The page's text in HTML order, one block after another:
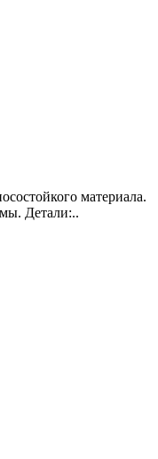
материала.
Детали:..